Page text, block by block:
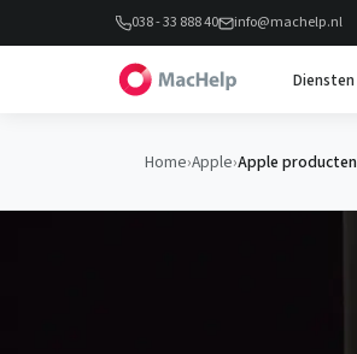
038 - 33 888 40 info@machelp.nl
Diensten
Home›Apple›Apple producten